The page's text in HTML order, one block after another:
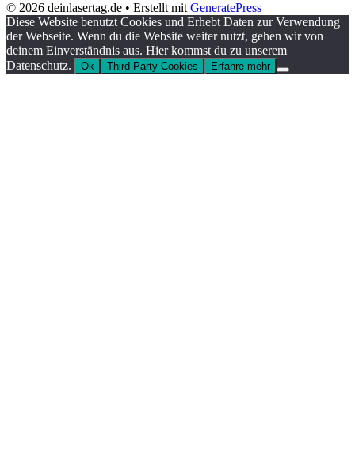
© 2026 deinlasertag.de • Erstellt mitGeneratePress
Diese Website benutzt Cookies und Erhebt Daten zur Verwendung
der Webseite. Wenn du die Website weiter nutzt, gehen wir von
deinem Einverständnis aus. Hier kommst du zu unserem
Datenschutz.
Ok Third-Party-Cookies Erfahre mehr